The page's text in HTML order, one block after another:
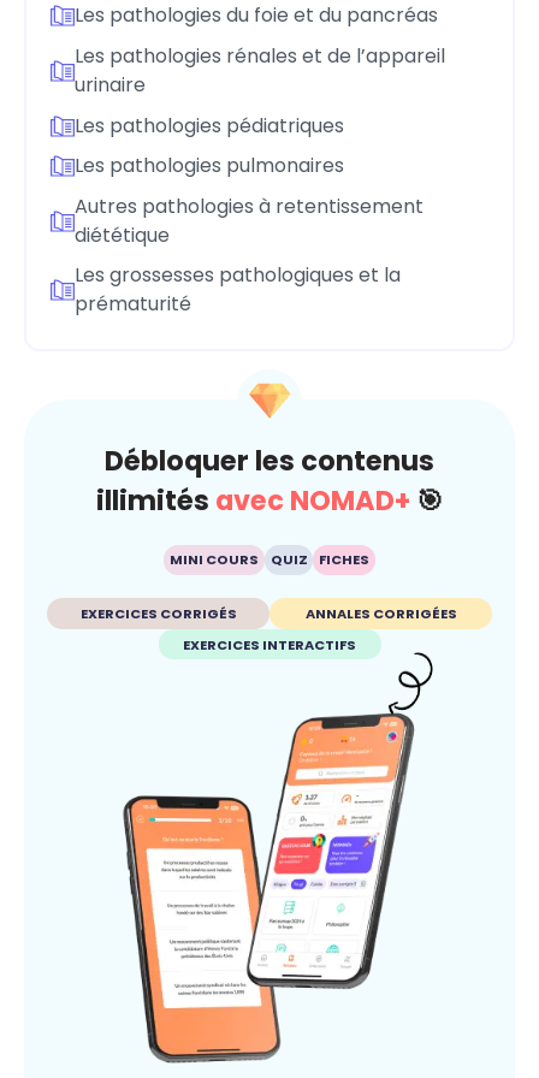
Les pathologies du foie et du pancréas
Les pathologies rénales et de l’appareil
urinaire
Les pathologies pédiatriques
Les pathologies pulmonaires
Autres pathologies à retentissement
diététique
Les grossesses pathologiques et la
prématurité
Débloquer les contenus
illimités avec NOMAD+ 🎯
MINI COURS QUIZ FICHES
EXERCICES CORRIGÉS
ANNALES CORRIGÉES
EXERCICES INTERACTIFS